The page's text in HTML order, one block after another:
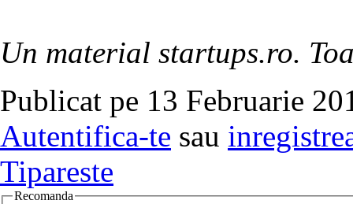
Un material startups.ro.
Publicat pe 13 Februarie
Autentifica-te sau
Tipareste
Recomanda